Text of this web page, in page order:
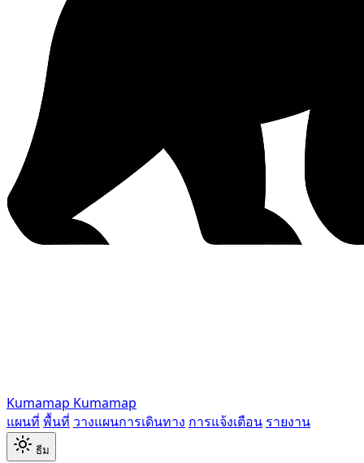
Kumamap Kumamap
แผนที่ พื้นที่ วางแผนการเดินทาง การแจ้งเตือน รายงาน
ธีม